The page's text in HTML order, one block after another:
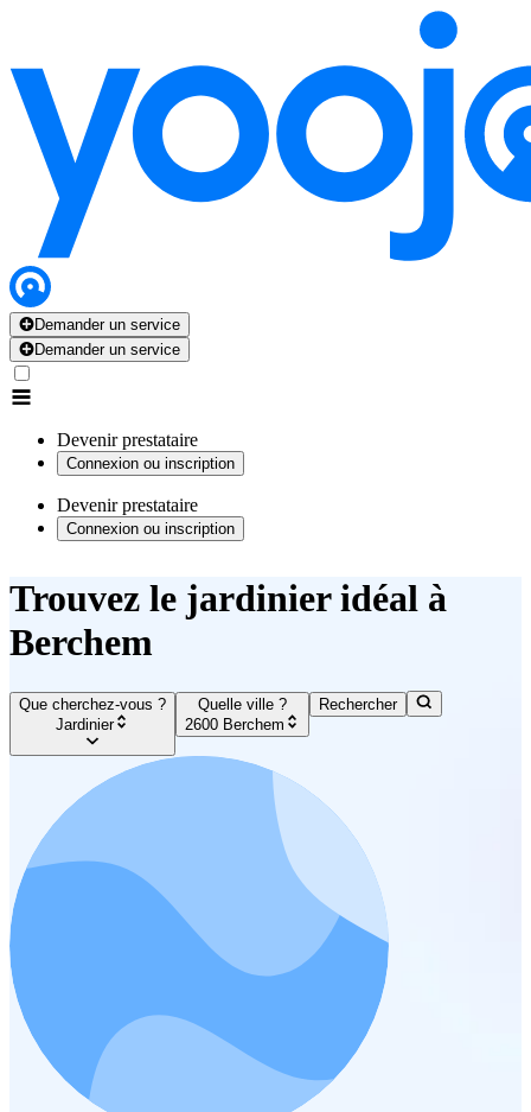
Demander un service
Demander un service
Devenir prestataire
Connexion ou inscription
Devenir prestataire
Connexion ou inscription
Trouvez le jardinier idéal à
Berchem
Que cherchez-vous ?
Jardinier
Quelle ville ?
2600 Berchem
Rechercher